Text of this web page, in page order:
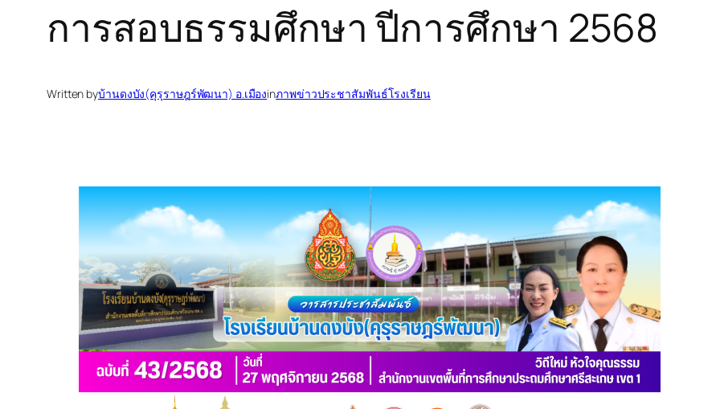
การสอบธรรมศึกษา ปีการศึกษา 2568
Written byบ้านดงบัง(คุรุราษฎร์พัฒนา) อ.เมืองinภาพข่าวประชาสัมพันธ์โรงเรียน